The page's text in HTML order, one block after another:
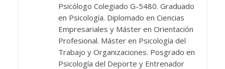
Psicólogo Colegiado G-5480. Graduado
en Psicología. Diplomado en Ciencias
Empresariales y Máster en Orientación
Profesional. Máster en Psicología del
Trabajo y Organizaciones. Posgrado en
Psicología del Deporte y Entrenador